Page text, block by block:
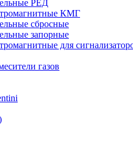
РЕД
КМГ
сбросные
запорные
для
газов